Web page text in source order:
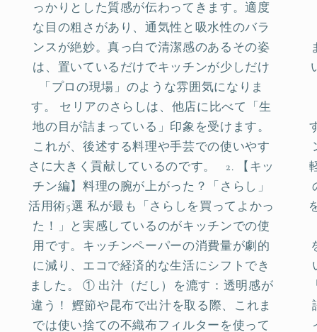
っかりとした質感が伝わってきます。適度
な目の粗さがあり、通気性と吸水性のバラ
ンスが絶妙。真っ白で清潔感のあるその姿
は、置いているだけでキッチンが少しだけ
「プロの現場」のような雰囲気になりま
す。 セリアのさらしは、他店に比べて「生
地の目が詰まっている」印象を受けます。
これが、後述する料理や手芸での使いやす
さに大きく貢献しているのです。 2. 【キッ
チン編】料理の腕が上がった？「さらし」
活用術5選 私が最も「さらしを買ってよかっ
た！」と実感しているのがキッチンでの使
用です。キッチンペーパーの消費量が劇的
に減り、エコで経済的な生活にシフトでき
ました。 ① 出汁（だし）を漉す：透明感が
違う！ 鰹節や昆布で出汁を取る際、これま
では使い捨ての不織布フィルターを使って